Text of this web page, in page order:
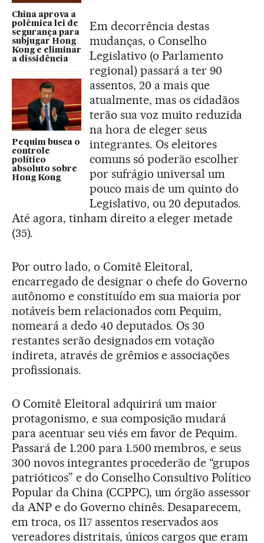
China aprova a
polêmica lei de
segurança para
subjugar Hong
Kong e eliminar
a dissidência
Pequim busca o
controle
político
absoluto sobre
Hong Kong
Em decorrência destas
mudanças, o Conselho
Legislativo (o Parlamento
regional) passará a ter 90
assentos, 20 a mais que
atualmente, mas os cidadãos
terão sua voz muito reduzida
na hora de eleger seus
integrantes. Os eleitores
comuns só poderão escolher
por sufrágio universal um
pouco mais de um quinto do
Legislativo, ou 20 deputados.
Até agora, tinham direito a eleger metade
(35).
Por outro lado, o Comitê Eleitoral,
encarregado de designar o chefe do Governo
autônomo e constituído em sua maioria por
notáveis bem relacionados com Pequim,
nomeará a dedo 40 deputados. Os 30
restantes serão designados em votação
indireta, através de grêmios e associações
profissionais.
O Comitê Eleitoral adquirirá um maior
protagonismo, e sua composição mudará
para acentuar seu viés em favor de Pequim.
Passará de 1.200 para 1.500 membros, e seus
300 novos integrantes procederão de “grupos
patrióticos” e do Conselho Consultivo Político
Popular da China (CCPPC), um órgão assessor
da ANP e do Governo chinês. Desaparecem,
em troca, os 117 assentos reservados aos
vereadores distritais, únicos cargos que eram